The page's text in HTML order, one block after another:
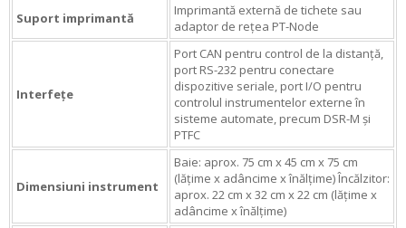
Suport imprimantă
Imprimantă externă de tichete sau
adaptor de rețea PT-Node
Interfețe
Port CAN pentru control de la distanță,
port RS-232 pentru conectare
dispozitive seriale, port I/O pentru
controlul instrumentelor externe în
sisteme automate, precum DSR-M și
PTFC
Dimensiuni instrument
Baie: aprox. 75 cm x 45 cm x 75 cm
(lățime x adâncime x înălțime) Încălzitor:
aprox. 22 cm x 32 cm x 22 cm (lățime x
adâncime x înălțime)